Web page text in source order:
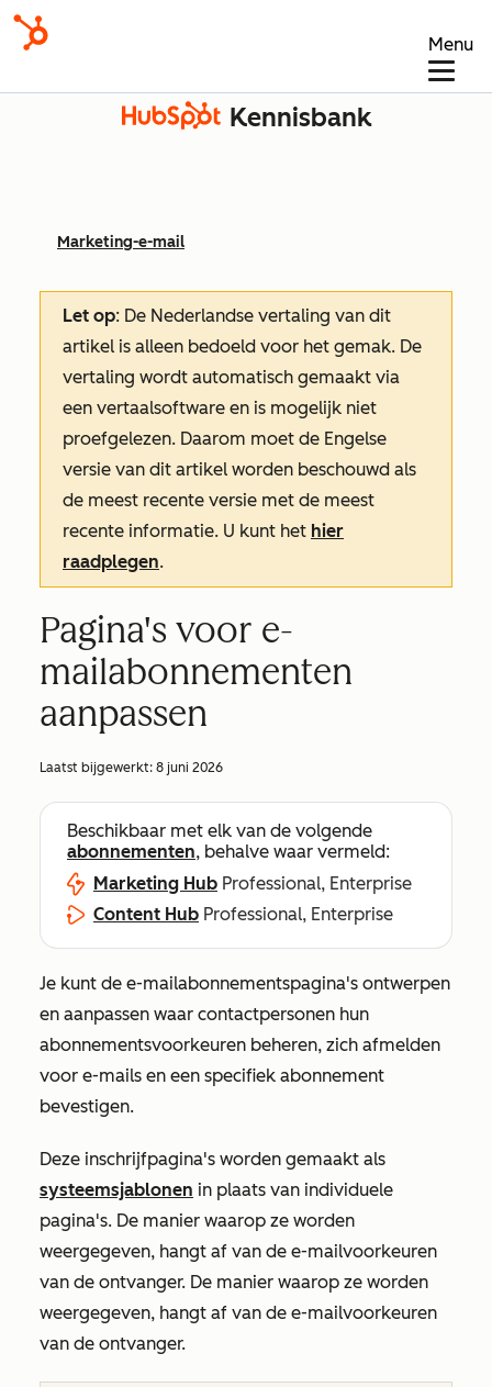
Menu
Kennisbank
Marketing-e-mail
Let op: De Nederlandse vertaling van dit
artikel is alleen bedoeld voor het gemak. De
vertaling wordt automatisch gemaakt via
een vertaalsoftware en is mogelijk niet
proefgelezen. Daarom moet de Engelse
versie van dit artikel worden beschouwd als
de meest recente versie met de meest
recente informatie. U kunt het hier
raadplegen.
Pagina's voor e-
mailabonnementen
aanpassen
Laatst bijgewerkt: 8 juni 2026
Beschikbaar met elk van de volgende
abonnementen, behalve waar vermeld:
Marketing Hub Professional, Enterprise
Content Hub Professional, Enterprise
Je kunt de e-mailabonnementspagina's ontwerpen
en aanpassen waar contactpersonen hun
abonnementsvoorkeuren beheren, zich afmelden
voor e-mails en een specifiek abonnement
bevestigen.
Deze inschrijfpagina's worden gemaakt als
systeemsjablonen in plaats van individuele
pagina's. De manier waarop ze worden
weergegeven, hangt af van de e-mailvoorkeuren
van de ontvanger. De manier waarop ze worden
weergegeven, hangt af van de e-mailvoorkeuren
van de ontvanger.